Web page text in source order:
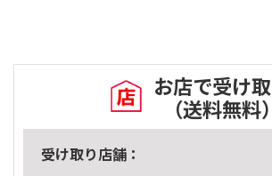
お店で受け
（送料無料）
受け取り店舗：